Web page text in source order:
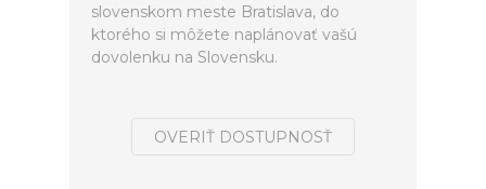
slovenskom meste Bratislava, do
ktorého si môžete naplánovať vašú
dovolenku na Slovensku.
OVERIŤ DOSTUPNOSŤ